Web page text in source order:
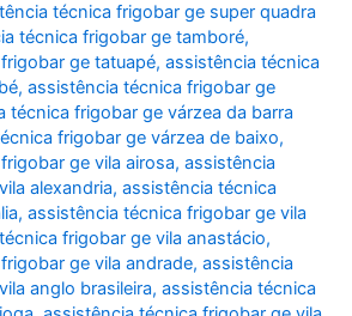
técnica frigobar ge super quadra
técnica frigobar ge tamboré,
ge tatuapé,assistência técnica
,assistência técnica frigobar ge
técnica frigobar ge várzea da barra
frigobar ge várzea de baixo,
ge vila airosa,assistência
alexandria,assistência técnica
,assistência técnica frigobar ge vila
frigobar ge vila anastácio,
ge vila andrade,assistência
anglo brasileira,assistência técnica